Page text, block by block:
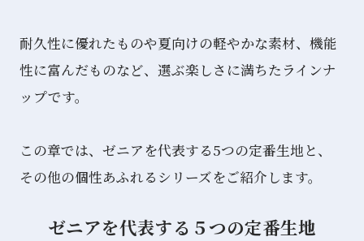
耐久性に優れたものや夏向けの軽やかな素材、機能
性に富んだものなど、選ぶ楽しさに満ちたラインナ
ップです。
この章では、ゼニアを代表する5つの定番⽣地と、
その他の個性あふれるシリーズをご紹介します。
ゼニアを代表する５つの定番生地